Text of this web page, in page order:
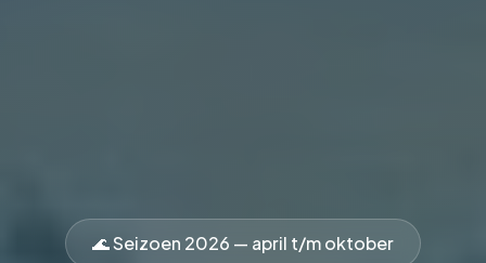
🌊 Seizoen 2026 — april t/m oktober